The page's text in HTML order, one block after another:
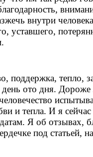
внутри
уставшего,
поддержка, тепло,
ото дня. Дороже
и тепла. И я сейчас
Я об отзывах,
под статьей,